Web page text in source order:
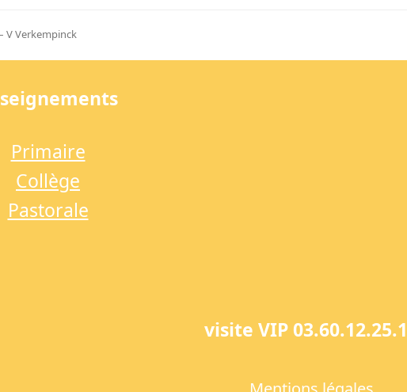
V Verkempinck
Primaire
Collège
Pastorale
visite VIP